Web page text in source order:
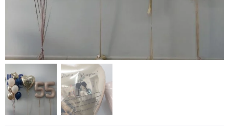
Отзывы
Контакты
Политика конфиденциальности